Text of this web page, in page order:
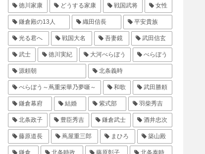
徳川家康 どうする家康 戦国武将 女性
鎌倉殿の13人 織田信長 平安貴族
光る君へ 戦国大名 吾妻鏡 武田信玄
武士 徳川実紀 大河べらぼう べらぼう
源頼朝 北条義時
べらぼう～蔦重栄華乃夢噺～ 和歌 武田勝頼
鎌倉幕府 結婚 紫式部 羽柴秀吉
北条政子 豊臣秀吉 鎌倉武士 酒井忠次
藤原道長 蔦屋重三郎 まひろ 築山殿
鎌倉 北条時政 藤原彰子 北条泰時